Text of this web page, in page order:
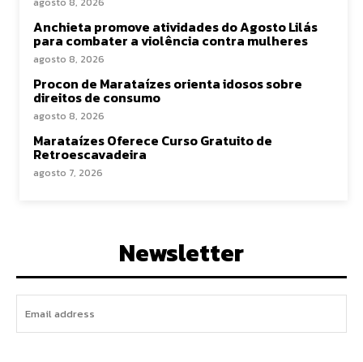
Anchieta promove atividades do Agosto Lilás
para combater a violência contra mulheres
agosto 8, 2026
Procon de Marataízes orienta idosos sobre
direitos de consumo
agosto 8, 2026
Marataízes Oferece Curso Gratuito de
Retroescavadeira
agosto 7, 2026
Newsletter